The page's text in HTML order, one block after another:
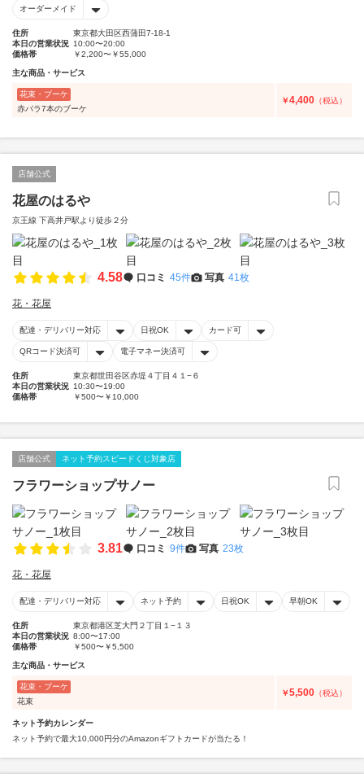
オーダーメイド
住所
東京都大田区西蒲田7-18-1
本日の営業状況 10:00〜20:00
価格帯
￥2,200〜￥55,000
主な商品・サービス
花束・ブーケ
赤バラ7本のブーケ
￥4,400 （税込）
店舗公式
花屋のはるや
京王線 下高井戸駅より徒歩２分
4.58 口コミ 45件 写真 41枚
花・花屋
配達・デリバリー対応 日祝OK カード可
QRコード決済可 電子マネー決済可
住所
東京都世田谷区赤堤４丁目４１−６
本日の営業状況 10:30〜19:00
価格帯
￥500〜￥10,000
店舗公式 ネット予約スピードくじ対象店
フラワーショップサノー
3.81 口コミ 9件 写真 23枚
花・花屋
配達・デリバリー対応 ネット予約 日祝OK 早朝OK
住所
東京都港区芝大門２丁目１−１３
本日の営業状況 8:00〜17:00
価格帯
￥500〜￥5,500
主な商品・サービス
花束・ブーケ
花束
￥5,500 （税込）
ネット予約カレンダー
ネット予約で最大10,000円分のAmazonギフトカードが当たる！